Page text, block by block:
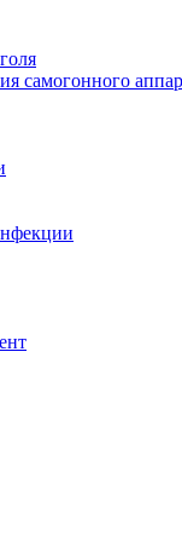
самогонного